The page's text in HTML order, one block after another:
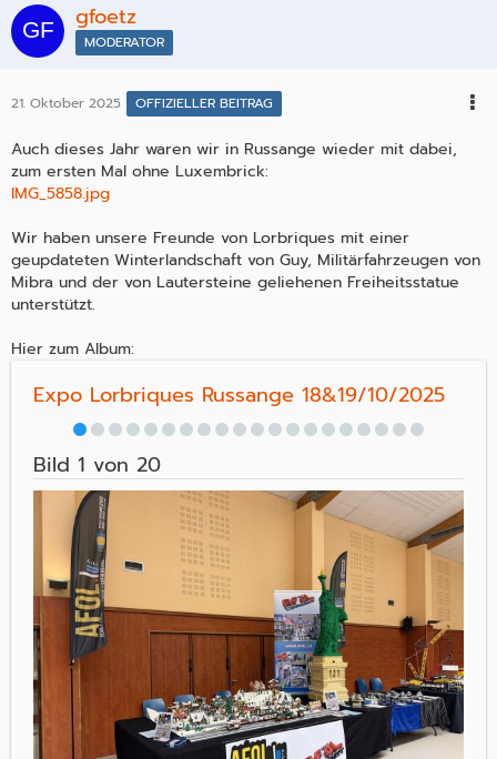
gfoetz
MODERATOR
21. Oktober 2025 OFFIZIELLER BEITRAG
Auch dieses Jahr waren wir in Russange wieder mit dabei,
zum ersten Mal ohne Luxembrick:
IMG_5858.jpg
Wir haben unsere Freunde von Lorbriques mit einer
geupdateten Winterlandschaft von Guy, Militärfahrzeugen von
Mibra und der von Lautersteine geliehenen Freiheitsstatue
unterstützt.
Hier zum Album:
Expo Lorbriques Russange 18&19/10/2025
Bild 1 von 20